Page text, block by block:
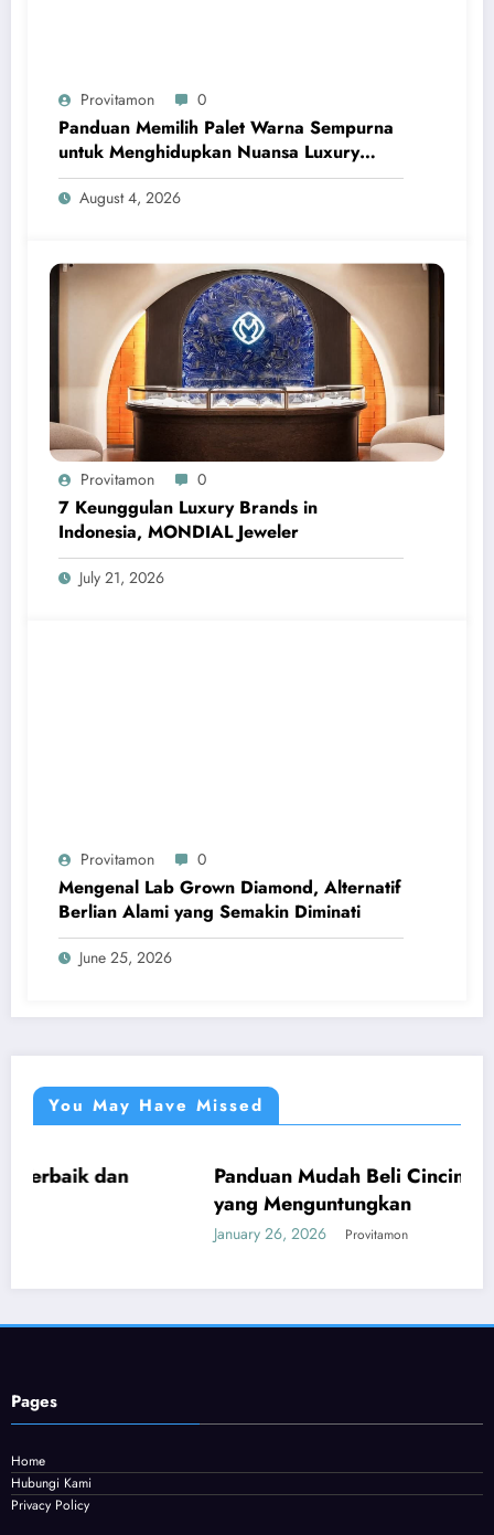
Provitamon 0
Panduan Memilih Palet Warna Sempurna
untuk Menghidupkan Nuansa Luxury
Bathrooms
August 4, 2026
Provitamon 0
7 Keunggulan Luxury Brands in
Indonesia, MONDIAL Jeweler
July 21, 2026
Provitamon 0
Mengenal Lab Grown Diamond, Alternatif
Berlian Alami yang Semakin Diminati
June 25, 2026
You May Have Missed
Panduan Mudah Beli Cincin Berlian
yang Menguntungkan
January 26, 2026 Provitamon
Pages
Home
Hubungi Kami
Privacy Policy